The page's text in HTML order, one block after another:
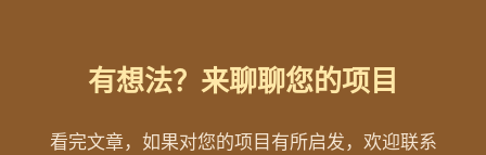
有想法？来聊聊您的项目
看完文章，如果对您的项目有所启发，欢迎联系